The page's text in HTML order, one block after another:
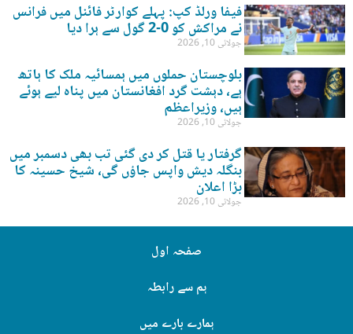
فیفا ورلڈ کپ: پہلے کوارٹر فائنل میں فرانس
نے مراکش کو 0-2 گول سے ہرا دیا
جولائی 10, 2026
بلوچستان حملوں میں ہمسائیہ ملک کا ہاتھ
ہے، دہشت گرد افغانستان میں پناہ لیے ہوئے
ہیں، وزیراعظم
جولائی 10, 2026
گرفتار یا قتل کر دی گئی تب بھی دسمبر میں
بنگلہ دیش واپس جاؤں گی، شیخ حسینہ کا
بڑا اعلان
جولائی 10, 2026
صفحہ اول
ہم سے رابطہ
ہمارے بارے میں